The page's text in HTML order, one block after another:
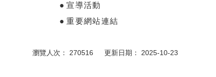
●宣導活動
●重要網站連結
瀏覽人次： 270516 更新日期： 2025-10-23